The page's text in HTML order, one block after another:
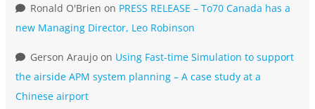
Ronald O'Brien on PRESS RELEASE – To70 Canada has a
new Managing Director, Leo Robinson
Gerson Araujo on Using Fast-time Simulation to support
the airside APM system planning – A case study at a
Chinese airport